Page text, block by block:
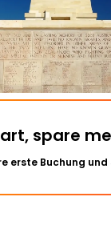
spare
erste Buchung